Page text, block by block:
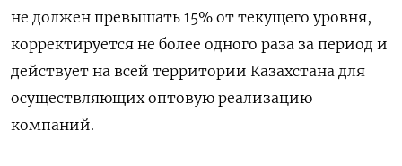
не должен превышать 15% от текущего уровня,
корректируется не более одного раза за период и
действует на всей территории Казахстана для
осуществляющих оптовую реализацию
компаний.